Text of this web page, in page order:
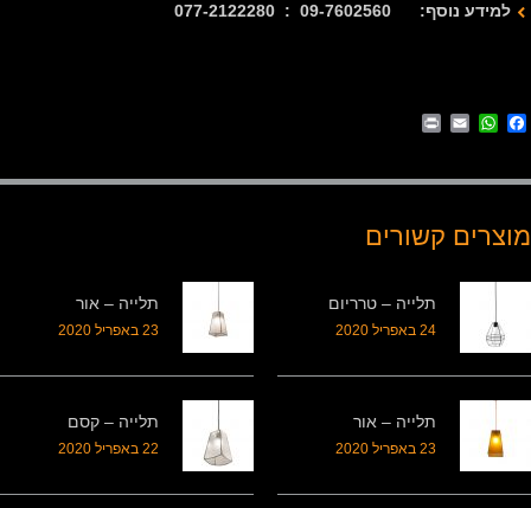
למידע נוסף: 09-7602560 : 077-2122280
Facebook
WhatsApp
Email
מוצרים קשורים
תלייה – טרריום
24 באפריל 2020
תלייה – אור
23 באפריל 2020
תלייה – אור
23 באפריל 2020
תלייה – קסם
22 באפריל 2020